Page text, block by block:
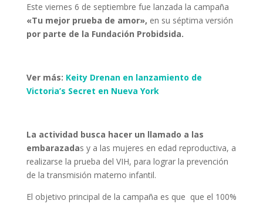
Este viernes 6 de septiembre fue lanzada la campaña
«Tu mejor prueba de amor», en su séptima versión
por parte de la Fundación Probidsida.
Ver más: Keity Drenan en lanzamiento de
Victoria’s Secret en Nueva York
La actividad busca hacer un llamado a las
embarazadas y a las mujeres en edad reproductiva, a
realizarse la prueba del VIH, para lograr la prevención
de la transmisión materno infantil.
El objetivo principal de la campaña es que que el 100%